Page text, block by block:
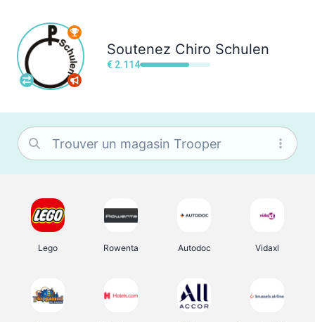
Soutenez Chiro Schulen
€ 2.114
Lego Rowenta Autodoc Vidaxl